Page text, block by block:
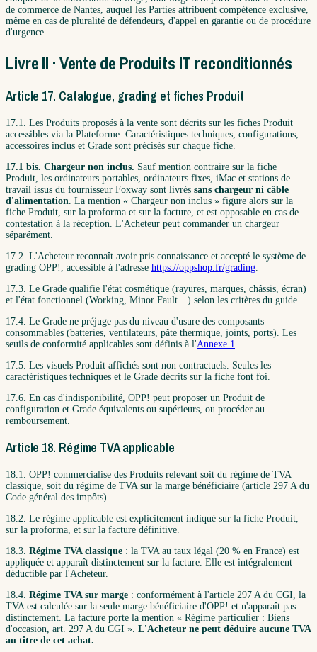
de commerce de Nantes, auquel les Parties attribuent compétence exclusive,
même en cas de pluralité de défendeurs, d'appel en garantie ou de procédure
d'urgence.
Livre II · Vente de Produits IT reconditionnés
Article 17. Catalogue, grading et fiches Produit
17.1. Les Produits proposés à la vente sont décrits sur les fiches Produit
accessibles via la Plateforme. Caractéristiques techniques, configurations,
accessoires inclus et Grade sont précisés sur chaque fiche.
17.1 bis. Chargeur non inclus. Sauf mention contraire sur la fiche
Produit, les ordinateurs portables, ordinateurs fixes, iMac et stations de
travail issus du fournisseur Foxway sont livrés sans chargeur ni câble
d'alimentation. La mention « Chargeur non inclus » figure alors sur la
fiche Produit, sur la proforma et sur la facture, et est opposable en cas de
contestation à la réception. L'Acheteur peut commander un chargeur
séparément.
17.2. L'Acheteur reconnaît avoir pris connaissance et accepté le système de
grading OPP!, accessible à l'adresse https://oppshop.fr/grading.
17.3. Le Grade qualifie l'état cosmétique (rayures, marques, châssis, écran)
et l'état fonctionnel (Working, Minor Fault…) selon les critères du guide.
17.4. Le Grade ne préjuge pas du niveau d'usure des composants
consommables (batteries, ventilateurs, pâte thermique, joints, ports). Les
seuils de conformité applicables sont définis à l'Annexe 1.
17.5. Les visuels Produit affichés sont non contractuels. Seules les
caractéristiques techniques et le Grade décrits sur la fiche font foi.
17.6. En cas d'indisponibilité, OPP! peut proposer un Produit de
configuration et Grade équivalents ou supérieurs, ou procéder au
remboursement.
Article 18. Régime TVA applicable
18.1. OPP! commercialise des Produits relevant soit du régime de TVA
classique, soit du régime de TVA sur la marge bénéficiaire (article 297 A du
Code général des impôts).
18.2. Le régime applicable est explicitement indiqué sur la fiche Produit,
sur la proforma, et sur la facture définitive.
18.3. Régime TVA classique : la TVA au taux légal (20 % en France) est
appliquée et apparaît distinctement sur la facture. Elle est intégralement
déductible par l'Acheteur.
18.4. Régime TVA sur marge : conformément à l'article 297 A du CGI, la
TVA est calculée sur la seule marge bénéficiaire d'OPP! et n'apparaît pas
distinctement. La facture porte la mention « Régime particulier : Biens
d'occasion, art. 297 A du CGI ». L'Acheteur ne peut déduire aucune TVA
au titre de cet achat.